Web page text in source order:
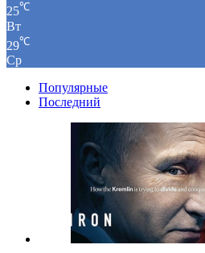
25℃
Вт
29℃
Ср
Популярные
Последний